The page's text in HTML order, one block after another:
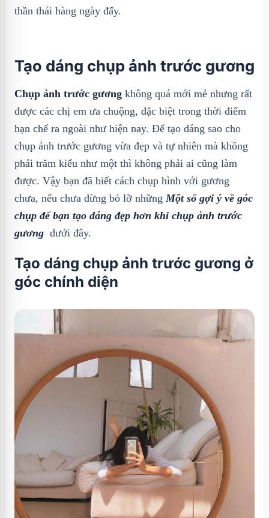
thần thái hàng ngày đấy.
Tạo dáng chụp ảnh trước gương
Chụp ảnh trước gương không quá mới mẻ nhưng rất
được các chị em ưa chuộng, đặc biệt trong thời điểm
hạn chế ra ngoài như hiện nay. Để tạo dáng sao cho
chụp ảnh trước gương vừa đẹp và tự nhiên mà không
phải trăm kiểu như một thì không phải ai cũng làm
được. Vậy bạn đã biết cách chụp hình với gương
chưa, nếu chưa đừng bỏ lỡ những Một số gợi ý về góc
chụp để bạn tạo dáng đẹp hơn khi chụp ảnh trước
gương dưới đây.
Tạo dáng chụp ảnh trước gương ở
góc chính diện